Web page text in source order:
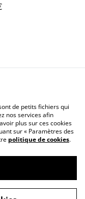
Terms
Policy
Magic
de petits fichiers qui
nos services afin
plus sur ces cookies
sur « Paramètres des
politique de cookies.